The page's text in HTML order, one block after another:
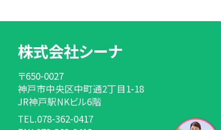
株式会社シーナ
〒650-0027
神戸市中央区中町通2丁目1-18
JR神戸駅NKビル6階
TEL.078-362-0417